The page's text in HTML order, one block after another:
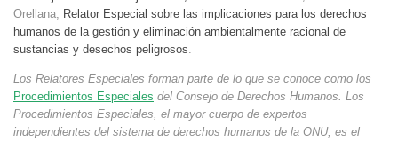
Orellana, Relator Especial sobre las implicaciones para los derechos
humanos de la gestión y eliminación ambientalmente racional de
sustancias y desechos peligrosos.
Los Relatores Especiales forman parte de lo que se conoce como los
Procedimientos Especiales del Consejo de Derechos Humanos. Los
Procedimientos Especiales, el mayor cuerpo de expertos
independientes del sistema de derechos humanos de la ONU, es el